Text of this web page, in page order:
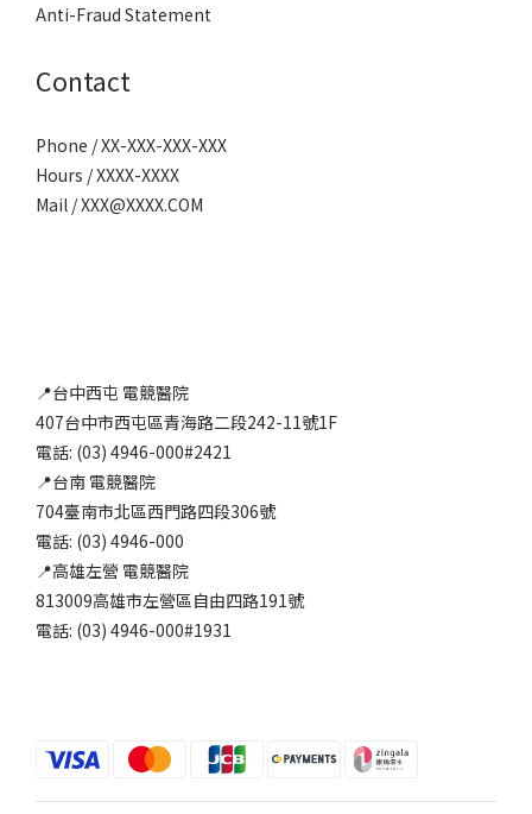
Anti-Fraud Statement
Contact
Phone / XX-XXX-XXX-XXX
Hours / XXXX-XXXX
Mail / XXX@XXXX.COM
📍台中西屯 電競醫院
407台中市西屯區青海路二段242-11號1F
電話: (03) 4946-000#2421
📍台南 電競醫院
704臺南市北區西門路四段306號
電話: (03) 4946-000
📍高雄左營 電競醫院
813009高雄市左營區自由四路191號
電話: (03) 4946-000#1931